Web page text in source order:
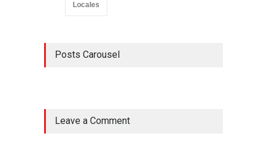
Locales
Posts Carousel
Leave a Comment